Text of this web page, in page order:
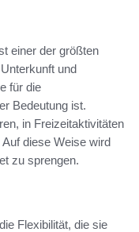
einer der größten
und
für die
Bedeutung ist.
in Freizeitaktivitäten
diese Weise wird
zu sprengen.
Flexibilität, die sie